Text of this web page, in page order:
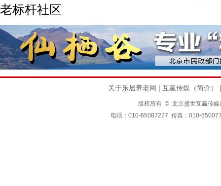
老标杆社区
关于乐居养老网 | 互赢传媒（简介）
版权所有 © 北京盛世互赢传
电话：010-65087227 传真：010-